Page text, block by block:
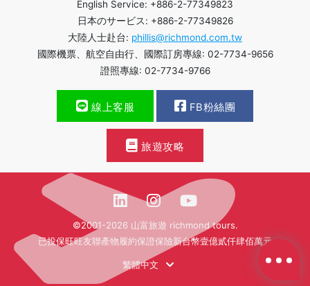
English Service: +886-2-77349823
日本のサービス: +886-2-77349826
大陸人士赴台: phillis@richmond.com.tw
國際機票、航空自由行、國際訂房專線: 02-7734-9656
證照專線: 02-7734-9766
線上客服 FB粉絲團
旅遊攻略
©2001-2026 山富旅遊 richmond tours.
已投保旺旺友聯產物履約保證保險新台幣壹億貳仟肆佰萬元
繁體中文